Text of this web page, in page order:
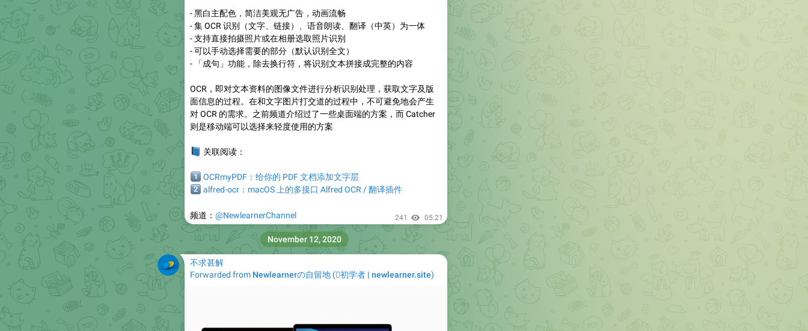
- 黑白主配色，简洁美观无广告，动画流畅
- 集 OCR 识别（文字、链接）、语音朗读、翻译（中英）为一体
- 支持直接拍摄照片或在相册选取照片识别
- 可以手动选择需要的部分（默认识别全文）
- 「成句」功能，除去换行符，将识别文本拼接成完整的内容
OCR，即对文本资料的图像文件进行分析识别处理，获取文字及版
面信息的过程。在和文字图片打交道的过程中，不可避免地会产生
对 OCR 的需求。之前频道介绍过了一些桌面端的方案，而 Catcher
则是移动端可以选择来轻度使用的方案
📘关联阅读：
1️⃣OCRmyPDF：给你的 PDF 文档添加文字层
2️⃣alfred-ocr：macOS 上的多接口 Alfred OCR / 翻译插件
频道： @NewlearnerChannel 241 05:21
不求甚解
Forwarded from Newlearnerの自留地 (初学者 | newlearner.site)
November 12, 2020